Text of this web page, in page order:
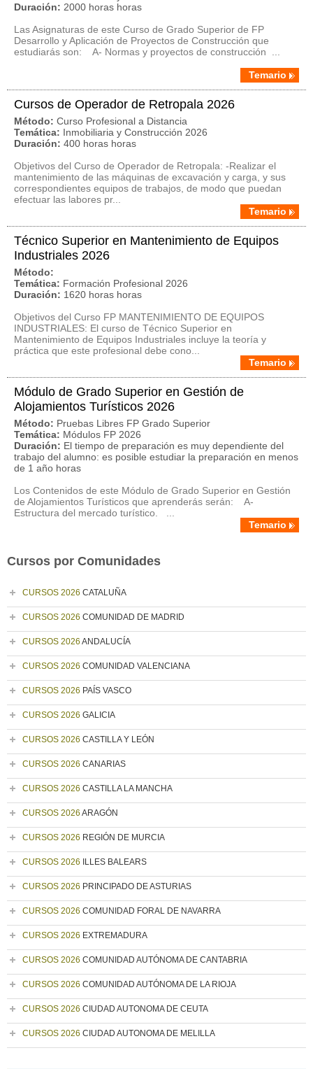
Duración: 2000 horas horas
Las Asignaturas de este Curso de Grado Superior de FP
Desarrollo y Aplicación de Proyectos de Construcción que
estudiarás son: A- Normas y proyectos de construcción ...
Temario
Cursos de Operador de Retropala 2026
Método: Curso Profesional a Distancia
Temática: Inmobiliaria y Construcción 2026
Duración: 400 horas horas
Objetivos del Curso de Operador de Retropala: -Realizar el
mantenimiento de las máquinas de excavación y carga, y sus
correspondientes equipos de trabajos, de modo que puedan
efectuar las labores pr...
Temario
Técnico Superior en Mantenimiento de Equipos
Industriales 2026
Método:
Temática: Formación Profesional 2026
Duración: 1620 horas horas
Objetivos del Curso FP MANTENIMIENTO DE EQUIPOS
INDUSTRIALES: El curso de Técnico Superior en
Mantenimiento de Equipos Industriales incluye la teoría y
práctica que este profesional debe cono...
Temario
Módulo de Grado Superior en Gestión de
Alojamientos Turísticos 2026
Método: Pruebas Libres FP Grado Superior
Temática: Módulos FP 2026
Duración: El tiempo de preparación es muy dependiente del
trabajo del alumno: es posible estudiar la preparación en menos
de 1 año horas
Los Contenidos de este Módulo de Grado Superior en Gestión
de Alojamientos Turísticos que aprenderás serán: A-
Estructura del mercado turístico. ...
Temario
Cursos por Comunidades
CURSOS 2026 CATALUÑA
CURSOS 2026 COMUNIDAD DE MADRID
CURSOS 2026 ANDALUCÍA
CURSOS 2026 COMUNIDAD VALENCIANA
CURSOS 2026 PAÍS VASCO
CURSOS 2026 GALICIA
CURSOS 2026 CASTILLA Y LEÓN
CURSOS 2026 CANARIAS
CURSOS 2026 CASTILLA LA MANCHA
CURSOS 2026 ARAGÓN
CURSOS 2026 REGIÓN DE MURCIA
CURSOS 2026 ILLES BALEARS
CURSOS 2026 PRINCIPADO DE ASTURIAS
CURSOS 2026 COMUNIDAD FORAL DE NAVARRA
CURSOS 2026 EXTREMADURA
CURSOS 2026 COMUNIDAD AUTÓNOMA DE CANTABRIA
CURSOS 2026 COMUNIDAD AUTÓNOMA DE LA RIOJA
CURSOS 2026 CIUDAD AUTONOMA DE CEUTA
CURSOS 2026 CIUDAD AUTONOMA DE MELILLA